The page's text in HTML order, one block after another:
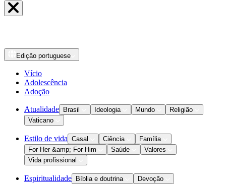
Edição portuguese
Vício
Adolescência
Adoção
Atualidade Brasil Ideologia Mundo
Religião
Vaticano
Estilo de vida Casal Ciência
Família
For Her &amp; For Him
Saúde
Valores
Vida profissional
Espiritualidade Bíblia e doutrina
Devoção